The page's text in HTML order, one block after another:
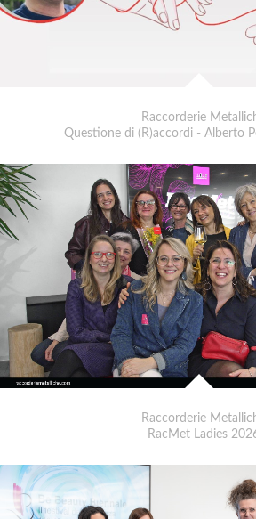
Raccorderie
Questione di (R)accordi - Alberto
Raccorderie
RacMet Ladies